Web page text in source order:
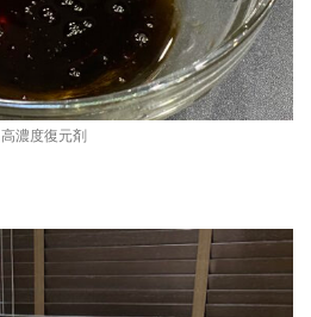
高濃度復元剤